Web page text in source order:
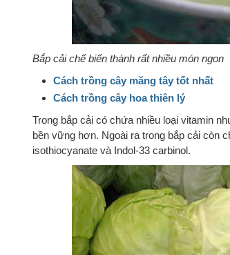
Bắp cải chế biến thành rất nhiều món ngon
Cách trồng cây măng tây tốt nhất
Cách trồng cây hoa thiên lý
Trong bắp cải có chứa nhiều loại vitamin
bền vững hơn. Ngoài ra trong bắp cải còn
isothiocyanate và Indol-33 carbinol.